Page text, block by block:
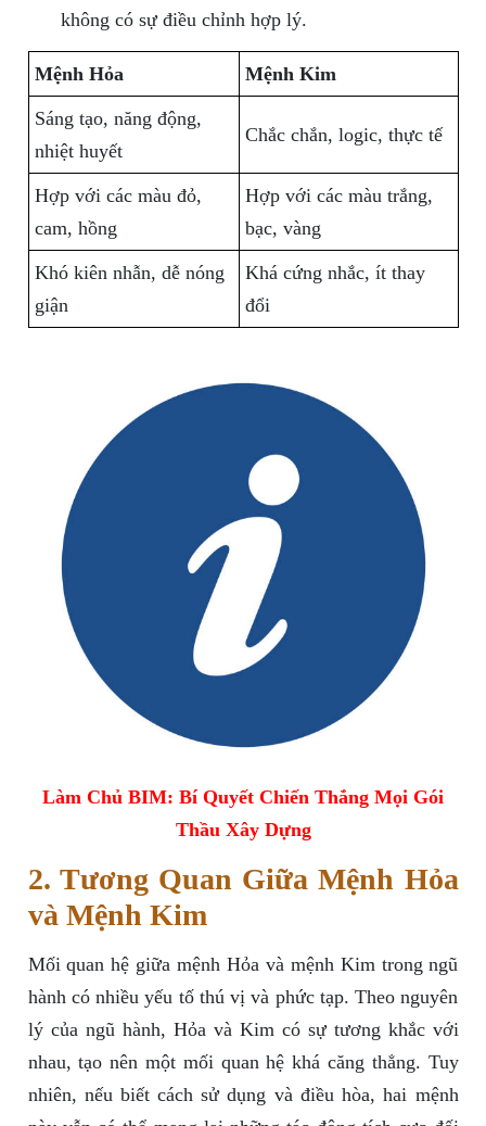
không có sự điều chỉnh hợp lý.
Mệnh Hỏa Mệnh Kim
Sáng tạo, năng động,
nhiệt huyết
Chắc chắn, logic, thực tế
Hợp với các màu đỏ,
cam, hồng
Hợp với các màu trắng,
bạc, vàng
Khó kiên nhẫn, dễ nóng
giận
Khá cứng nhắc, ít thay
đổi
Làm Chủ BIM: Bí Quyết Chiến Thắng Mọi Gói
Thầu Xây Dựng
2. Tương Quan Giữa Mệnh Hỏa
và Mệnh Kim
Mối quan hệ giữa mệnh Hỏa và mệnh Kim trong ngũ
hành có nhiều yếu tố thú vị và phức tạp. Theo nguyên
lý của ngũ hành, Hỏa và Kim có sự tương khắc với
nhau, tạo nên một mối quan hệ khá căng thẳng. Tuy
nhiên, nếu biết cách sử dụng và điều hòa, hai mệnh